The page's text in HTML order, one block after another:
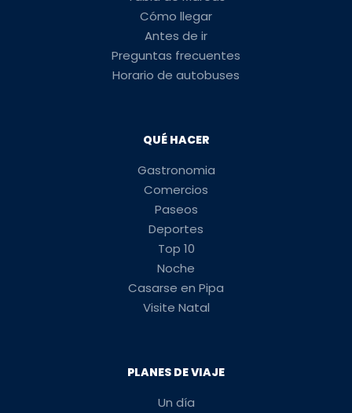
Cómo llegar
Antes de ir
Preguntas frecuentes
Horario de autobuses
QUÉ HACER
Gastronomia
Comercios
Paseos
Deportes
Top 10
Noche
Casarse en Pipa
Visite Natal
PLANES DE VIAJE
Un día